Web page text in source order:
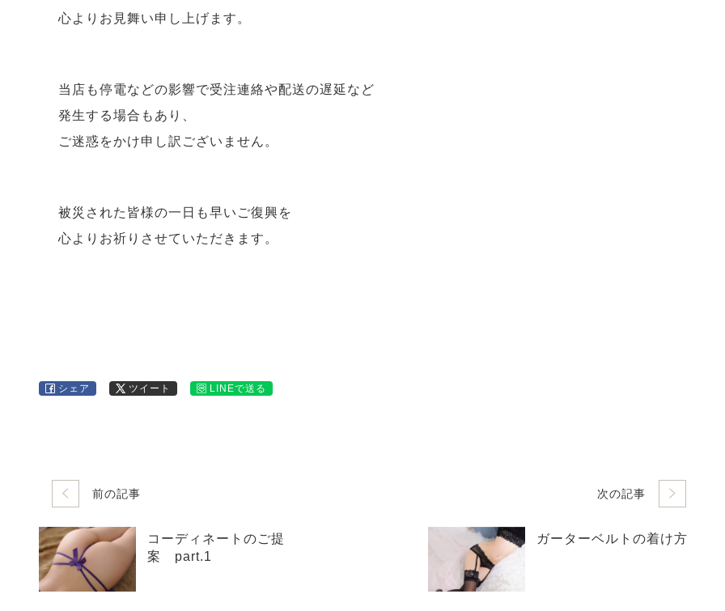
心よりお見舞い申し上げます。
当店も停電などの影響で受注連絡や配送の遅延など
発生する場合もあり、
ご迷惑をかけ申し訳ございません。
被災された皆様の一日も早いご復興を
心よりお祈りさせていただきます。
シェア ツイート LINEで送る
前の記事
コーディネートのご提
案 part.1
次の記事
ガーターベルトの着け方